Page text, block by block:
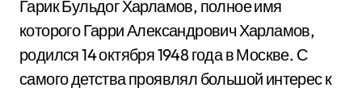
Гарик Бульдог Харламов, полное имя
которого Гарри Александрович Харламов,
родился 14 октября 1948 года в Москве. С
самого детства проявлял большой интерес к